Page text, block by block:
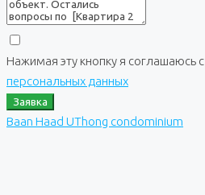
Нажимая эту кнопку я соглашаюсь с
персональных данных
Заявка
Baan Haad UThong condominium